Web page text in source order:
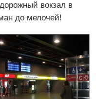
вокзал в
до мелочей!